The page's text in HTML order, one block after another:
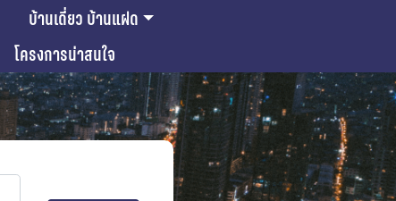
บ้านเดี่ยว บ้านแฝด
โครงการน่าสนใจ